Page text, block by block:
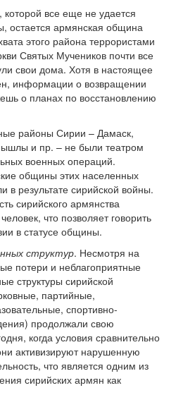
все еще не удается
остается армянская община
этого района террористами
Святых Мучеников почти все
свои дома. Хотя в настоящее
информации о возвращении
о планах по восстановлению
районы Сирии – Дамаск,
и пр. – не были театром
военных операций.
общины этих населенных
в результате сирийской войны.
сирийского армянства
что позволяет говорить
в статусе общины.
структур. Несмотря на
потери и неблагоприятные
структуры сирийской
партийные,
спортивно-
продолжали свою
когда условия сравнительно
активизируют нарушенную
что является одним из
сирийских армян как